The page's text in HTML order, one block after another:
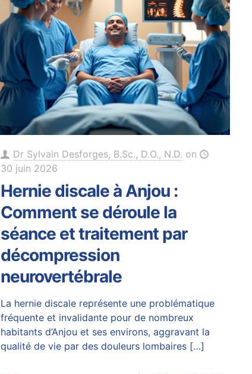
Dr Sylvain Desforges, B.Sc., D.O., N.D. on
30 juin 2026
Hernie discale à Anjou :
Comment se déroule la
séance et traitement par
décompression
neurovertébrale
La hernie discale représente une problématique
fréquente et invalidante pour de nombreux
habitants d’Anjou et ses environs, aggravant la
qualité de vie par des douleurs lombaires[…]